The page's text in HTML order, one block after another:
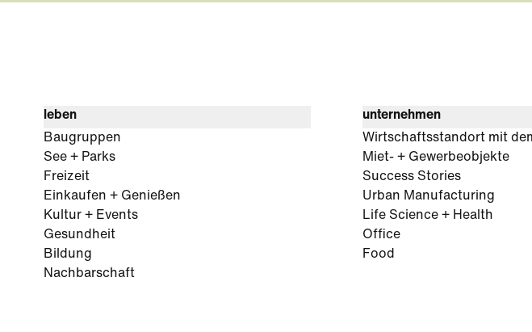
leben
Baugruppen
See + Parks
Freizeit
Einkaufen + Genießen
Kultur + Events
Gesundheit
Bildung
Nachbarschaft
unternehmen
Wirtschaftsstandort mit
Miet- + Gewerbeobjekte
Success Stories
Urban Manufacturing
Life Science + Health
Office
Food